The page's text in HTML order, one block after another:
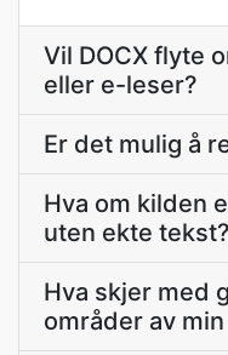
Vil DOCX flyte
eller e-leser?
Er det mulig å
Hva om kilden
uten ekte tekst?
Hva skjer med
områder av min